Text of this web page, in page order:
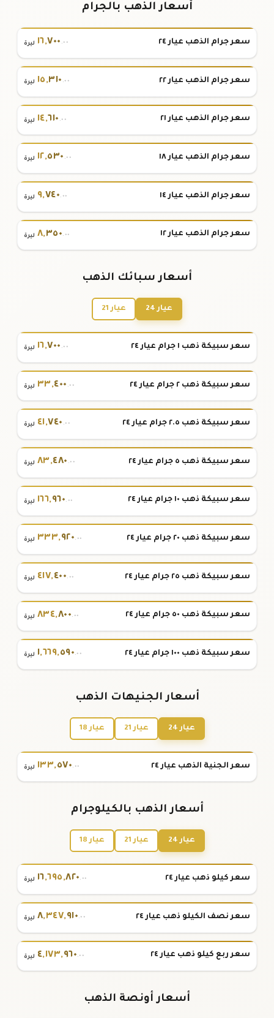
أسعار الذهب بالجرام
سعر جرام الذهب عيار ٢٤ ١٦,٧٠٠ .٠٠ ليرة
سعر جرام الذهب عيار ٢٢ ١٥,٣١٠ .٠٠ ليرة
سعر جرام الذهب عيار ٢١ ١٤,٦١٠ .٠٠ ليرة
سعر جرام الذهب عيار ١٨ ١٢,٥٣٠ .٠٠ ليرة
سعر جرام الذهب عيار ١٤ ٩,٧٤٠.٠٠ ليرة
سعر جرام الذهب عيار ١٢ ٨,٣٥٠.٠٠ ليرة
أسعار سبائك الذهب
عيار 24 عيار 21
سعر سبيكة ذهب ١ جرام عيار ٢٤ ١٦,٧٠٠ .٠٠ ليرة
سعر سبيكة ذهب ٢ جرام عيار ٢٤ ٣٣,٤٠٠ .٠٠ ليرة
سعر سبيكة ذهب ٢.٥ جرام عيار ٢٤ ٤١,٧٤٠ .٠٠ ليرة
سعر سبيكة ذهب ٥ جرام عيار ٢٤ ٨٣,٤٨٠ .٠٠ ليرة
سعر سبيكة ذهب ١٠ جرام عيار ٢٤ ١٦٦,٩٦٠.٠٠ ليرة
سعر سبيكة ذهب ٢٠ جرام عيار ٢٤ ٣٣٣,٩٢٠.٠٠ ليرة
سعر سبيكة ذهب ٢٥ جرام عيار ٢٤ ٤١٧,٤٠٠.٠٠ ليرة
سعر سبيكة ذهب ٥٠ جرام عيار ٢٤ ٨٣٤,٨٠٠.٠٠ ليرة
سعر سبيكة ذهب ١٠٠ جرام عيار ٢٤ ١,٦٦٩,٥٩٠.٠٠ ليرة
أسعار الجنيهات الذهب
عيار 24 عيار 21 عيار 18
سعر الجنية الذهب عيار ٢٤ ١٣٣,٥٧٠.٠٠ ليرة
أسعار الذهب بالكيلوجرام
عيار 24 عيار 21 عيار 18
سعر كيلو ذهب عيار ٢٤ ١٦,٦٩٥,٨٢٠.٠٠ ليرة
سعر نصف الكيلو ذهب عيار ٢٤ ٨,٣٤٧,٩١٠.٠٠ ليرة
سعر ربع كيلو ذهب عيار ٢٤ ٤,١٧٣,٩٦٠.٠٠ ليرة
أسعار أونصة الذهب